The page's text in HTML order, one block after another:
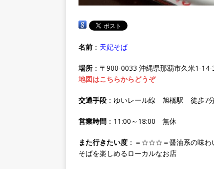
名前 ： 天妃そば
場所 ：〒900-0033 沖縄県那覇市久米1-
地図はこちらからどうぞ
交通手段 ：ゆいレール線 旭橋駅 徒歩7
営業時間 ：11:00～18:00 無休
また行きたい度 ：＝☆☆☆＝醤油系の味わ
そばを楽しめるローカルなお店